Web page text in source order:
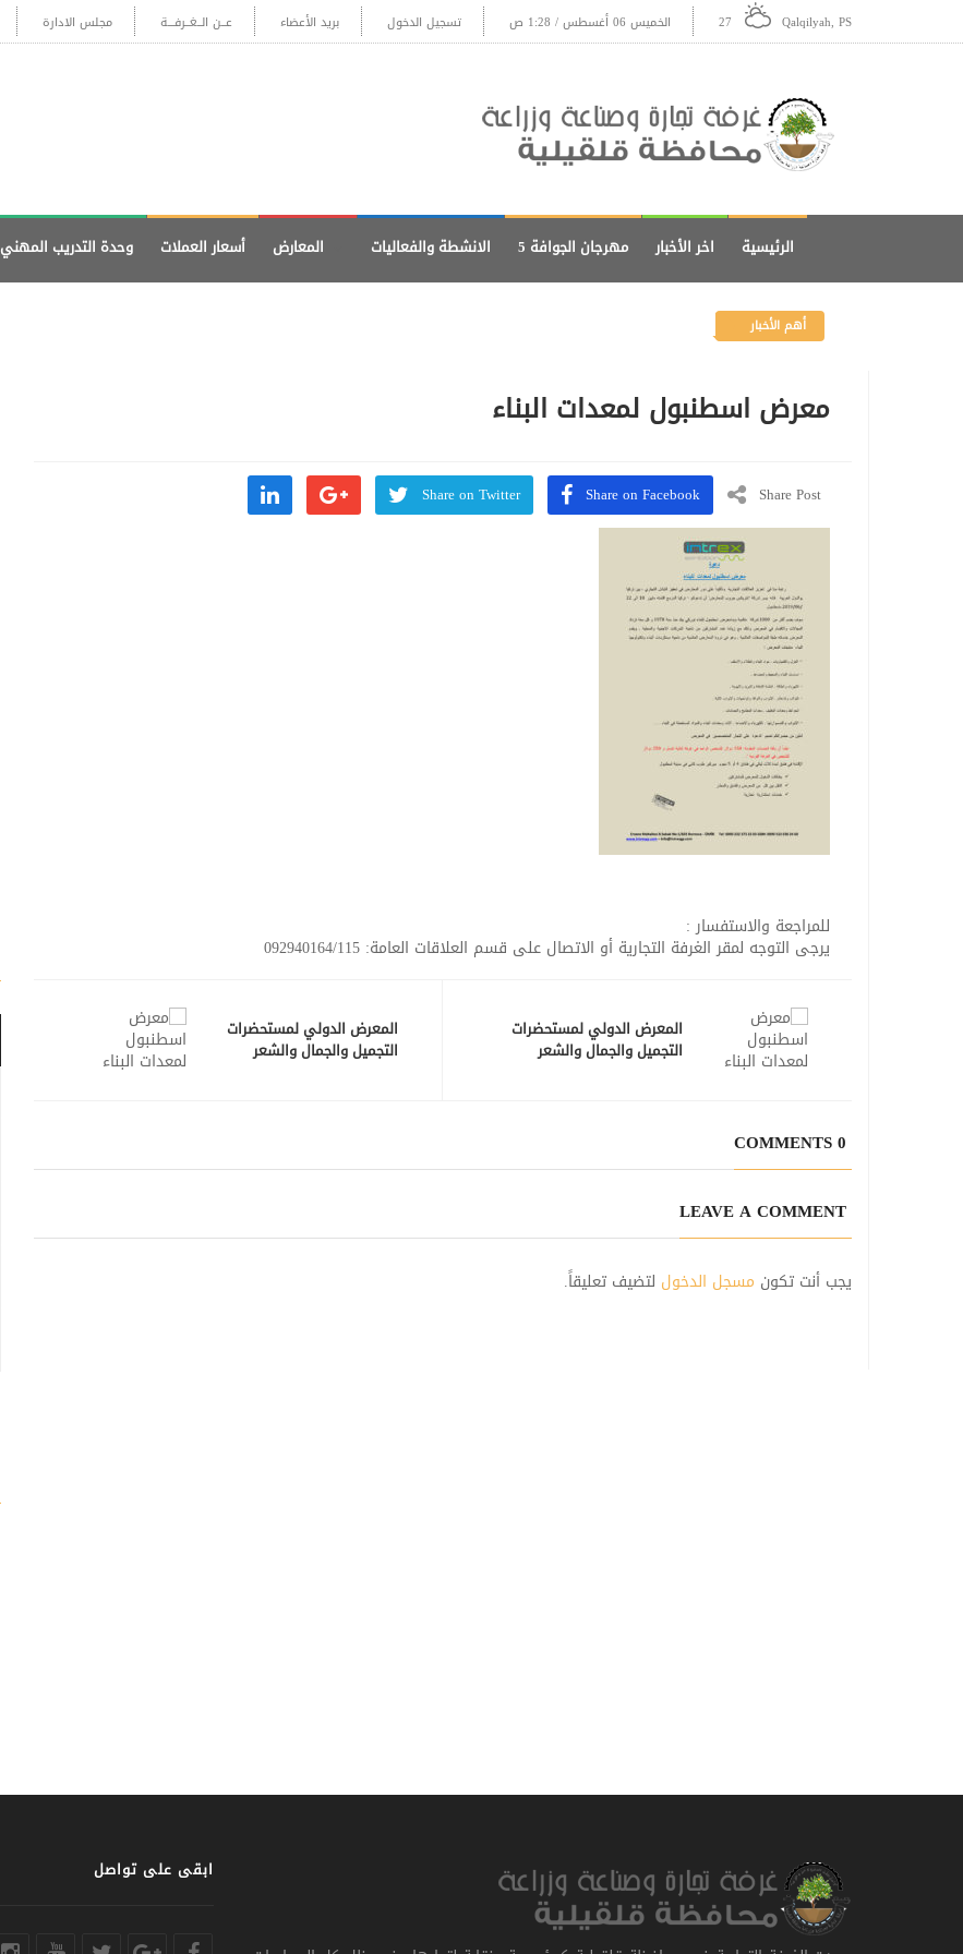
Qalqilyah, PS
27 الخميس 06 أغسطس / 1:28 ص تسجيل الدخول بريد الأعضاء عــن الــغــرفـــة مجلس الادارة
الرئيسية اخر الأخبار مهرجان الجوافة 5 الانشطة والفعاليات المعارض أسعار العملات وحدة التدريب المهني
أهم الأخبار
معرض اسطنبول لمعدات البناء
Share Post
Share on Facebook
Share on Twitter
للمراجعة والاستفسار :
يرجى التوجه لمقر الغرفة التجارية أو الاتصال على قسم العلاقات العامة: 092940164/115
المعرض الدولي لمستحضرات
التجميل والجمال والشعر
المعرض الدولي لمستحضرات
التجميل والجمال والشعر
0 COMMENTS
LEAVE A COMMENT
يجب أنت تكون مسجل الدخول لتضيف تعليقاً.
ابقى على تواصل